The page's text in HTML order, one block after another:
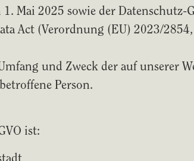
Mai 2025 sowie der
Act (Verordnung (EU) 2023/
und Zweck der auf unserer
Person.
ist: